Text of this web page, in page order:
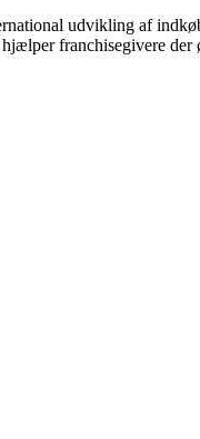
udvikling af
franchisegivere der